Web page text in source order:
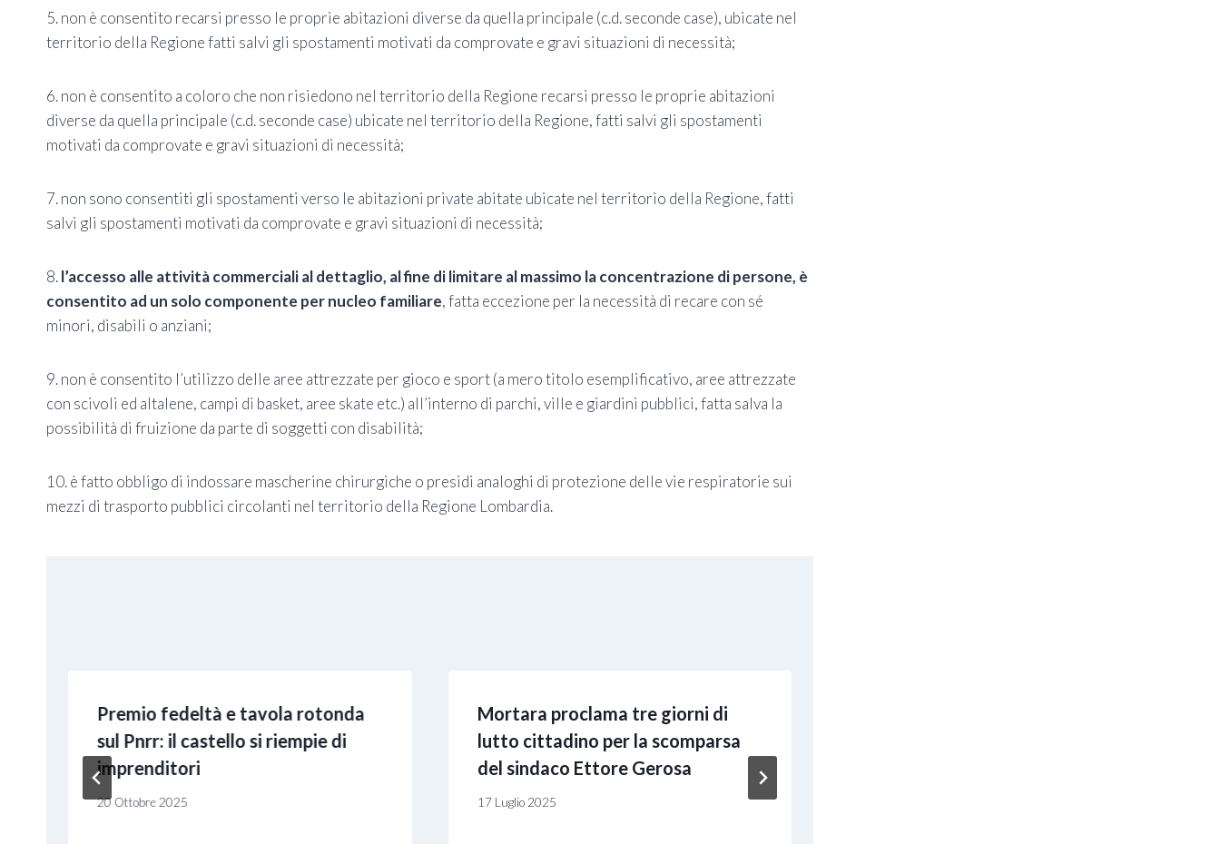
5. non è consentito recarsi presso le proprie abitazioni diverse da quella principale (c.d. seconde case), ubicate nel
territorio della Regione fatti salvi gli spostamenti motivati da comprovate e gravi situazioni di necessità;
6. non è consentito a coloro che non risiedono nel territorio della Regione recarsi presso le proprie abitazioni
diverse da quella principale (c.d. seconde case) ubicate nel territorio della Regione, fatti salvi gli spostamenti
motivati da comprovate e gravi situazioni di necessità;
7. non sono consentiti gli spostamenti verso le abitazioni private abitate ubicate nel territorio della Regione, fatti
salvi gli spostamenti motivati da comprovate e gravi situazioni di necessità;
8.l’accesso alle attività commerciali al dettaglio, al fine di limitare al massimo la concentrazione di persone, è
consentito ad un solo componente per nucleo familiare, fatta eccezione per la necessità di recare con sé
minori, disabili o anziani;
9. non è consentito l’utilizzo delle aree attrezzate per gioco e sport (a mero titolo esemplificativo, aree attrezzate
con scivoli ed altalene, campi di basket, aree skate etc.) all’interno di parchi, ville e giardini pubblici, fatta salva la
possibilità di fruizione da parte di soggetti con disabilità;
10. è fatto obbligo di indossare mascherine chirurgiche o presidi analoghi di protezione delle vie respiratorie sui
mezzi di trasporto pubblici circolanti nel territorio della Regione Lombardia.
Premio fedeltà e tavola rotonda
sul Pnrr: il castello si riempie di
imprenditori
20 Ottobre 2025
Mortara proclama tre giorni di
lutto cittadino per la scomparsa
del sindaco Ettore Gerosa
17 Luglio 2025